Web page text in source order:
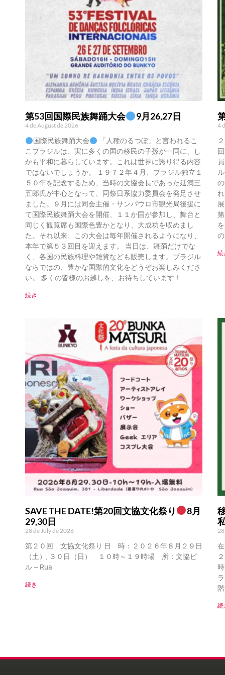
第53回国際民族舞踊大会 9月26,27日
4 de August de 2026
国際民族舞踊大会
「人種のるつぼ」と言われるこ
こブラジルは、実に多くの国の移民の子孫が一同に、し
かも平和に暮らしています。これは世界に誇り得る内容
ではないでしょうか。 １９７２年４月、ブラジル独立１
５０年を記念するため、当時の文協会長であった延満三
五郎氏が中心となって、同祭日系協力委員会を発足させ
ました。９月には同会主催・サンパウロ市観光局後援に
て国際民族舞踊大会を開催、１１か国が参加し、舞台と
同じく観覧席も国際色豊かとなり、大成功を収めまし
た。それ以来、この大会は毎年開催されるようになり、
本年で第５３回目を迎えます。 当日は、舞踊だけでな
く、各国の民族料理や雑貨なども販売します。ブラジル
ならではの、豊かな国際的文化をどうぞお楽しみくださ
い。 多くの皆様のお越しを、お待ちしています！
続き
4
続
SAVE THE DATE!第20回文協文化祭り
8月
29,30日
28 de July de 2026
第２０回 文協文化祭り 日 時：２０２６年８月２９日
（土）, ３０日（日） １０時～１９時場 所：文協ビ
ル – Rua
続き
続